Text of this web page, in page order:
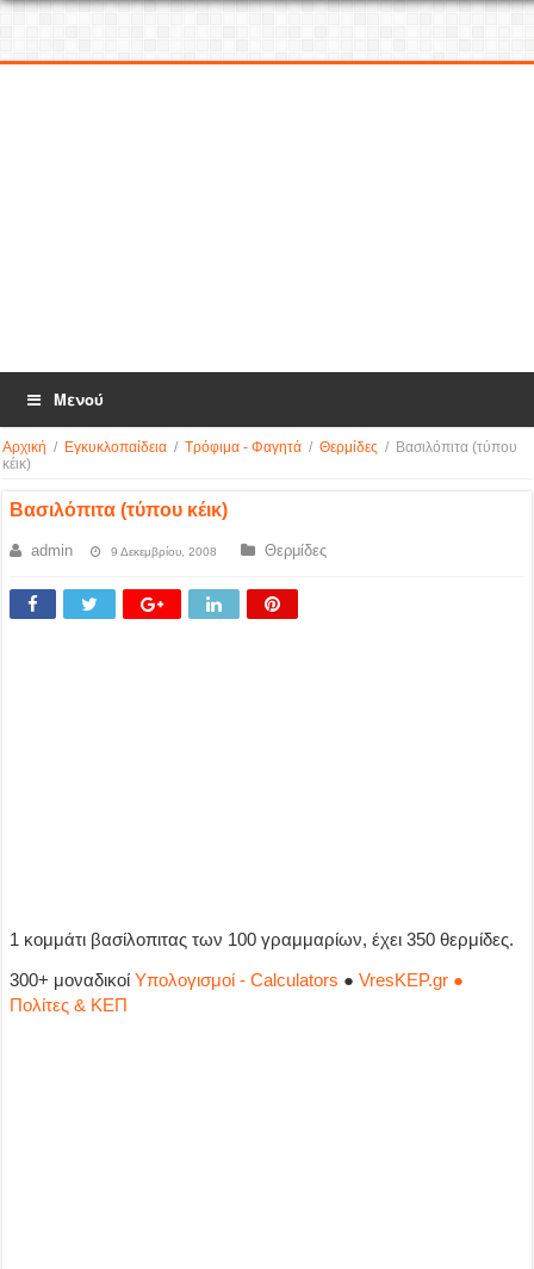
Μενού
Αρχική / Εγκυκλοπαίδεια / Τρόφιμα - Φαγητά / Θερμίδες / Βασιλόπιτα (τύπου
κέικ)
Βασιλόπιτα (τύπου κέικ)
admin 9 Δεκεμβρίου, 2008 Θερμίδες
1 κομμάτι βασίλοπιτας των 100 γραμμαρίων, έχει 350 θερμίδες.
300+ μοναδικοίΥπολογισμοί - Calculators ●VresKEP.gr ●
Πολίτες & ΚΕΠ